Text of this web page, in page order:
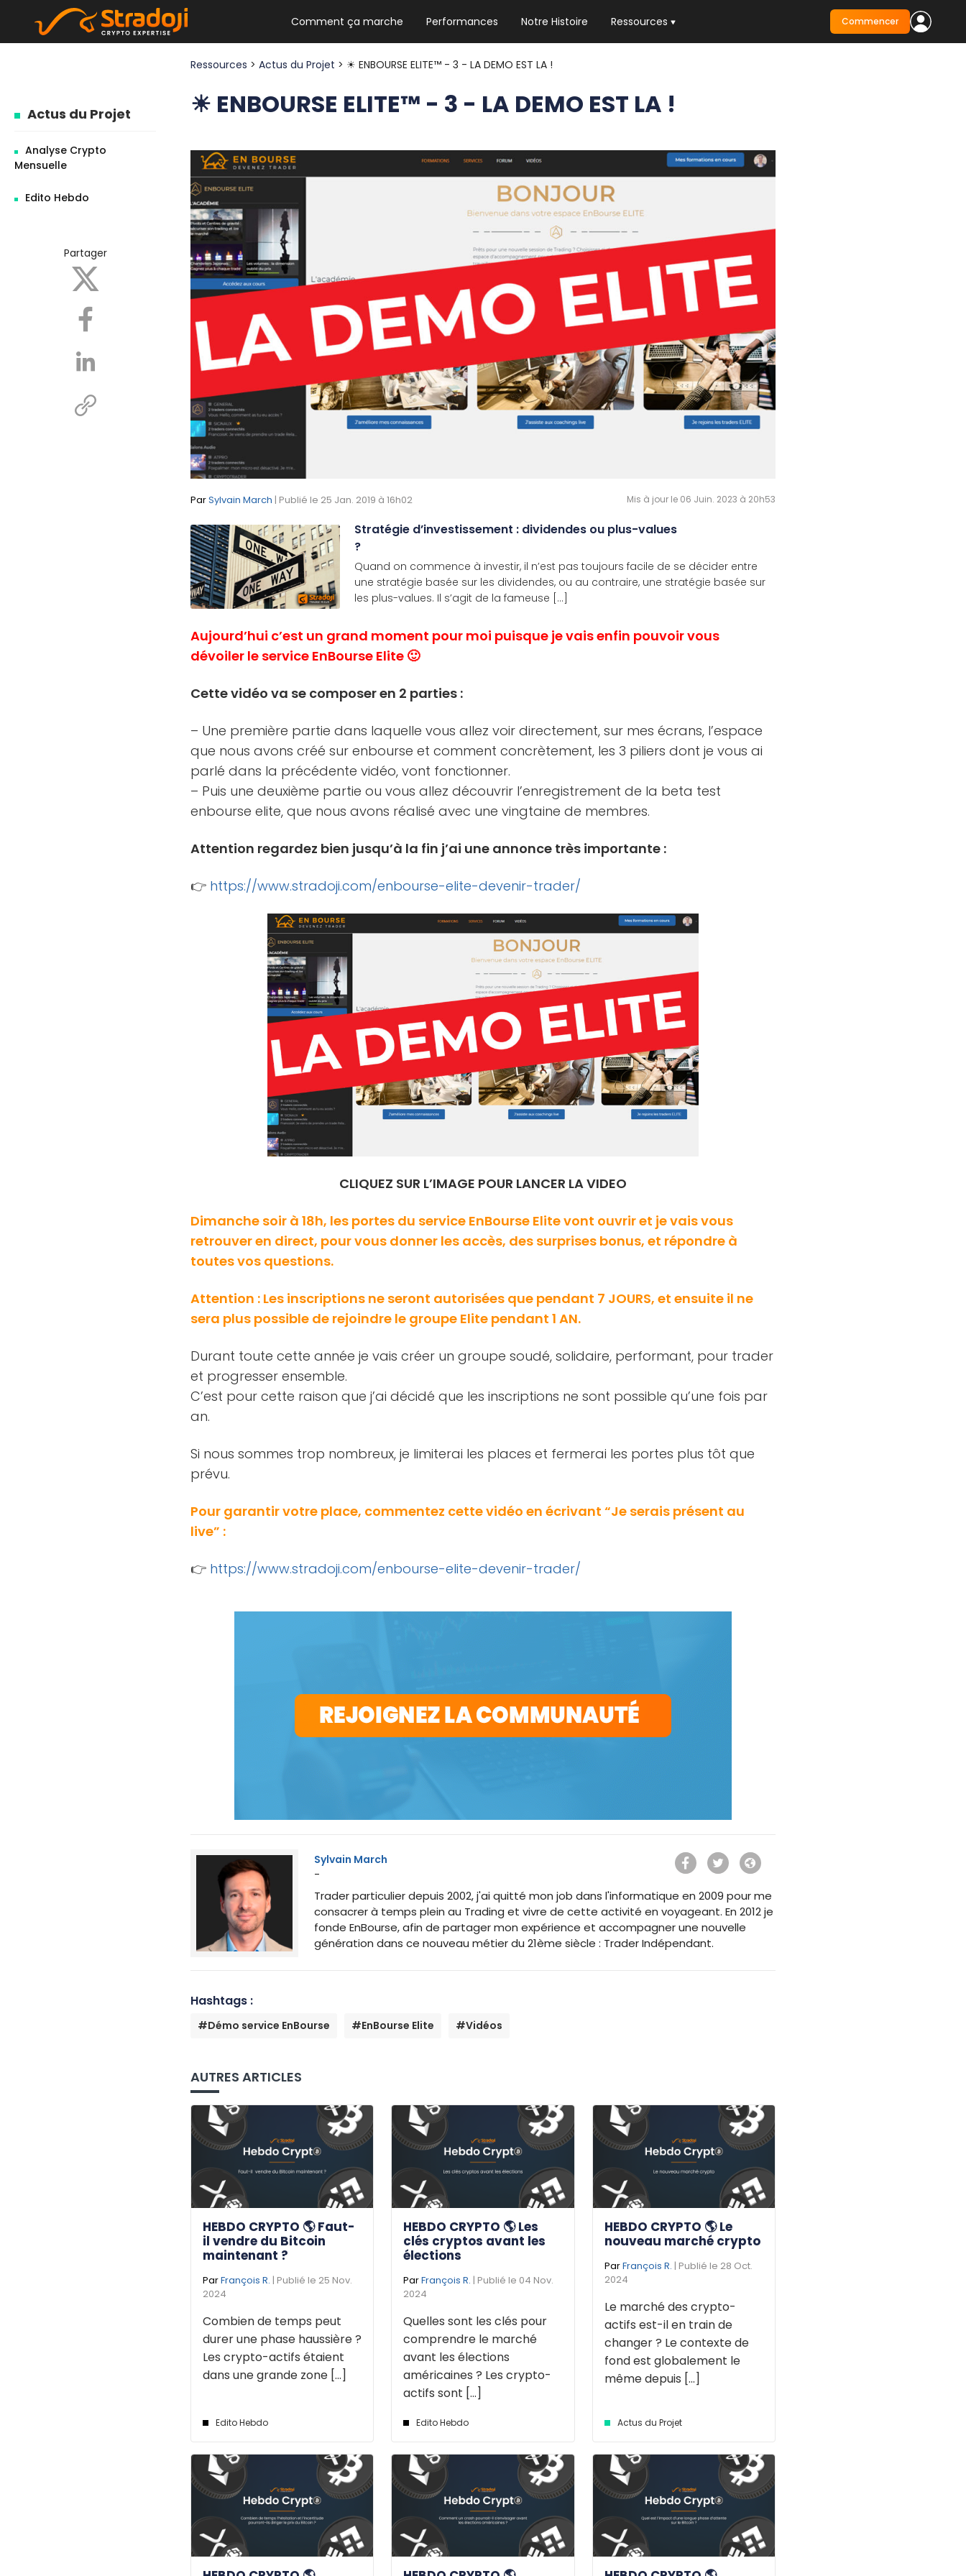
Comment ça marche Performances Notre Histoire Ressources
NEWSLETTER HEBDO
Les news crypto dont vous avez besoin
Le guide ultime pour débuter dans les
cryptomonnaies
Commencer
Actus du Projet
Analyse Crypto
Mensuelle
Edito Hebdo
Partager
Ressources >Actus du Projet > ☀ ENBOURSE ELITE™ - 3 - LA DEMO EST LA !
☀ ENBOURSE ELITE™ - 3 - LA DEMO EST LA !
ParSylvain March | Publié le 25 Jan. 2019 à 16h02 Mis à jour le 06 Juin. 2023 à 20h53
Stratégie d’investissement : dividendes ou plus-values
?
Quand on commence à investir, il n’est pas toujours facile de se décider entre
une stratégie basée sur les dividendes, ou au contraire, une stratégie basée sur
les plus-values. Il s’agit de la fameuse [...]
Aujourd’hui c’est un grand moment pour moi puisque je vais enfin pouvoir vous
dévoiler le service EnBourse Elite 🙂
Cette vidéo va se composer en 2 parties :
– Une première partie dans laquelle vous allez voir directement, sur mes écrans, l’espace
que nous avons créé sur enbourse et comment concrètement, les 3 piliers dont je vous ai
parlé dans la précédente vidéo, vont fonctionner.
– Puis une deuxième partie ou vous allez découvrir l’enregistrement de la beta test
enbourse elite, que nous avons réalisé avec une vingtaine de membres.
Attention regardez bien jusqu’à la fin j’ai une annonce très importante :
👉 https://www.stradoji.com/enbourse-elite-devenir-trader/
CLIQUEZ SUR L’IMAGE POUR LANCER LA VIDEO
Dimanche soir à 18h, les portes du service EnBourse Elite vont ouvrir et je vais vous
retrouver en direct, pour vous donner les accès, des surprises bonus, et répondre à
toutes vos questions.
Attention : Les inscriptions ne seront autorisées que pendant 7 JOURS, et ensuite il ne
sera plus possible de rejoindre le groupe Elite pendant 1 AN.
Durant toute cette année je vais créer un groupe soudé, solidaire, performant, pour trader
et progresser ensemble.
C’est pour cette raison que j’ai décidé que les inscriptions ne sont possible qu’une fois par
an.
Si nous sommes trop nombreux, je limiterai les places et fermerai les portes plus tôt que
prévu.
Pour garantir votre place, commentez cette vidéo en écrivant “Je serais présent au
live” :
👉 https://www.stradoji.com/enbourse-elite-devenir-trader/
Sylvain March
-
Trader particulier depuis 2002, j'ai quitté mon job dans l'informatique en 2009 pour me
consacrer à temps plein au Trading et vivre de cette activité en voyageant. En 2012 je
fonde EnBourse, afin de partager mon expérience et accompagner une nouvelle
génération dans ce nouveau métier du 21ème siècle : Trader Indépendant.
Hashtags :
#Démo service EnBourse #EnBourse Elite #Vidéos
AUTRES ARTICLES
HEBDO CRYPTO 🌎 Faut-
il vendre du Bitcoin
maintenant ?
ParFrançois R. | Publié le 25 Nov.
2024
Combien de temps peut
durer une phase haussière ?
Les crypto-actifs étaient
dans une grande zone [...]
Edito Hebdo
HEBDO CRYPTO 🌎 Les
clés cryptos avant les
élections
ParFrançois R. | Publié le 04 Nov.
2024
Quelles sont les clés pour
comprendre le marché
avant les élections
américaines ? Les crypto-
actifs sont [...]
Edito Hebdo
HEBDO CRYPTO 🌎 Le
nouveau marché crypto
ParFrançois R. | Publié le 28 Oct.
2024
Le marché des crypto-
actifs est-il en train de
changer ? Le contexte de
fond est globalement le
même depuis [...]
Actus du Projet